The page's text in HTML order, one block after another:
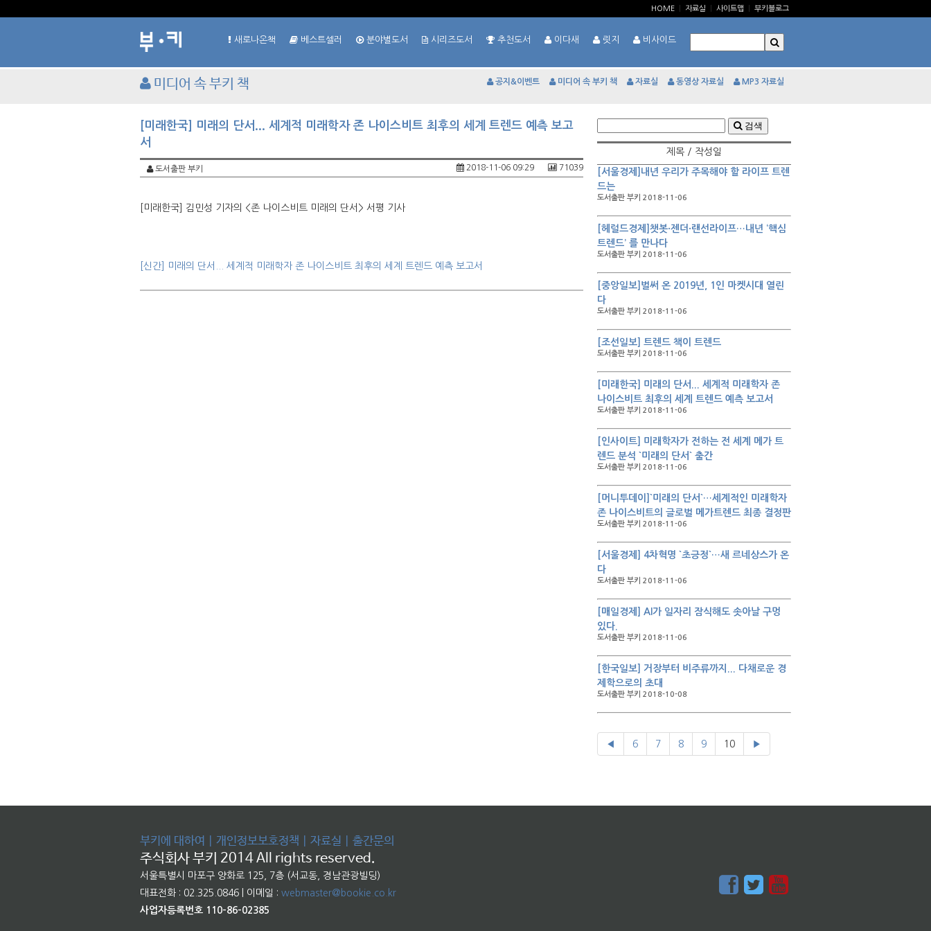
HOME 자료실 사이트맵 부키블로그
새로나온책 베스트셀러 분야별도서 시리즈도서 추천도서 이다새 릿지 비사이드
미디어 속 부키 책 공지&이벤트 미디어 속 부키 책 자료실 동영상 자료실 MP3 자료실
[미래한국] 미래의 단서... 세계적 미래학자 존 나이스비트 최후의 세계 트렌드 예측 보고
서
도서출판 부키 71039
2018-11-06 09:29
[미래한국] 김민성 기자의 <존 나이스비트 미래의 단서> 서평 기사
[신간] 미래의 단서... 세계적 미래학자 존 나이스비트 최후의 세계 트렌드 예측 보고서
검색
제목 / 작성일
[서울경제]내년 우리가 주목해야 할 라이프 트렌
드는
도서출판 부키 2018-11-06
[헤럴드경제]챗봇·젠더·랜선라이프…내년 ‘핵심
트렌드’ 를 만나다
도서출판 부키 2018-11-06
[중앙일보]벌써 온 2019년, 1인 마켓시대 열린
다
도서출판 부키 2018-11-06
[조선일보] 트렌드 책이 트렌드
도서출판 부키 2018-11-06
[미래한국] 미래의 단서... 세계적 미래학자 존
나이스비트 최후의 세계 트렌드 예측 보고서
도서출판 부키 2018-11-06
[인사이트] 미래학자가 전하는 전 세계 메가 트
렌드 분석 `미래의 단서` 출간
도서출판 부키 2018-11-06
[머니투데이]`미래의 단서`…세계적인 미래학자
존 나이스비트의 글로벌 메가트렌드 최종 결정판
도서출판 부키 2018-11-06
[서울경제] 4차혁명 `초긍정`…새 르네상스가 온
다
도서출판 부키 2018-11-06
[매일경제] AI가 일자리 잠식해도 솟아날 구멍
있다.
도서출판 부키 2018-11-06
[한국일보] 거장부터 비주류까지... 다채로운 경
제학으로의 초대
도서출판 부키 2018-10-08
◀ 6 7 8 9 10 ▶
부키에 대하여 개인정보보호정책 자료실 출간문의
주식회사 부키 2014 All rights reserved.
서울특별시 마포구 양화로 125, 7층 (서교동, 경남관광빌딩)
대표전화 : 02.325.0846 | 이메일 : webmaster@bookie.co.kr
사업자등록번호 110-86-02385